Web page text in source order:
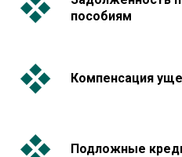
пособиям
Компенсация
Подложные